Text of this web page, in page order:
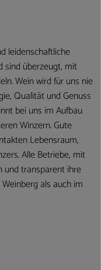
leidenschaftliche
sind überzeugt, mit
Wein wird für uns nie
Qualität und Genuss
bei uns im Aufbau
Winzern. Gute
Lebensraum,
Alle Betriebe, mit
und transparent ihre
als auch im